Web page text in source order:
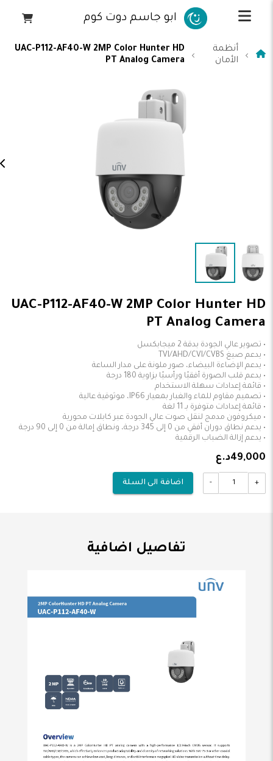
ابو جاسم دوت كوم
أنظمة
الأمان
UAC-P112-AF40-W 2MP Color Hunter HD
PT Analog Camera
UAC-P112-AF40-W 2MP Color Hunter HD
PT Analog Camera
• يدعم إزالة الضباب الرقمية
49,000د.ع
+
- اضافة الى السلة
تفاصيل اضافية